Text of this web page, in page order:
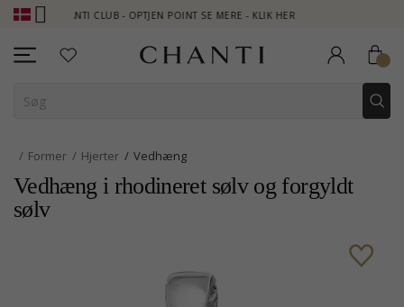
CLUB - OPTJEN POINT SE MERE - KLIK HER
Former Hjerter Vedhæng
Vedhæng i rhodineret sølv og forgyldt
sølv